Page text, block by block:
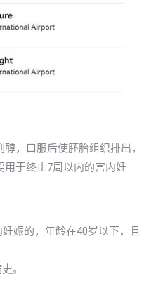
，口服后使胚胎组织排出，
于终止7周以内的宫内妊
娠的，年龄在40岁以下，且
。